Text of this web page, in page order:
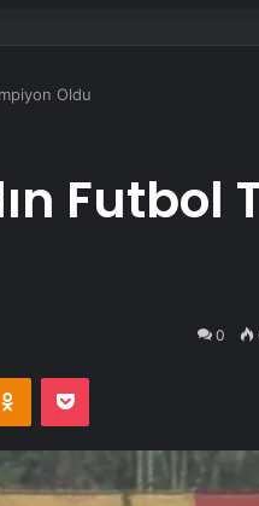
Oldu
Futbol
0
Odnoklassniki
Pocket